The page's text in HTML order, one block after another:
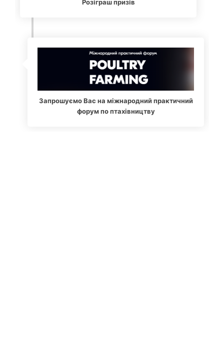
Розіграш призів
Запрошуємо Вас на міжнародний практичний
форум по птахівництву